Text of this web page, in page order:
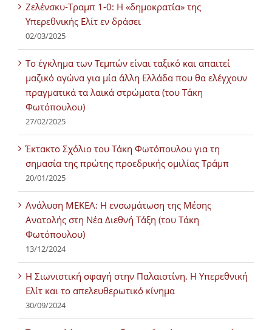
Ζελένσκυ-Τραμπ 1-0: Η «δημοκρατία» της
Υπερεθνικής Ελίτ εν δράσει
02/03/2025
Tο έγκλημα των Τεμπών είναι ταξικό και απαιτεί
μαζικό αγώνα για μία άλλη Ελλάδα που θα ελέγχουν
πραγματικά τα λαϊκά στρώματα (του Τάκη
Φωτόπουλου)
27/02/2025
Έκτακτο Σχόλιο του Τάκη Φωτόπουλου για τη
σημασία της πρώτης προεδρικής ομιλίας Τράμπ
20/01/2025
Ανάλυση ΜΕΚΕΑ: Η ενσωμάτωση της Μέσης
Ανατολής στη Νέα Διεθνή Τάξη (του Τάκη
Φωτόπουλου)
13/12/2024
Η Σιωνιστική σφαγή στην Παλαιστίνη. Η Υπερεθνική
Ελίτ και το απελευθερωτικό κίνημα
30/09/2024